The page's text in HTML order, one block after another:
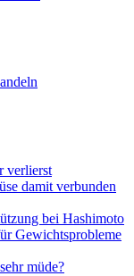
verlierst
damit verbunden
bei Hashimoto
Gewichtsprobleme
müde?